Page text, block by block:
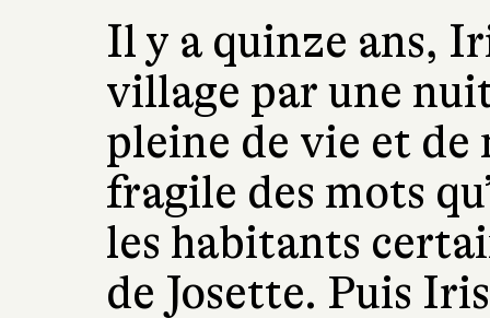
Il y a quinze ans,
village par une
pleine de vie et
fragile des mots
les habitants
de Josette. Puis